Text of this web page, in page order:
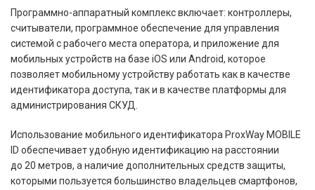
Программно-аппаратный комплекс включает: контроллеры,
считыватели, программное обеспечение для управления
системой с рабочего места оператора, и приложение для
мобильных устройств на базе iOS или Android, которое
позволяет мобильному устройству работать как в качестве
идентификатора доступа, так и в качестве платформы для
администрирования СКУД.
Использование мобильного идентификатора ProxWay MOBILE
ID обеспечивает удобную идентификацию на расстоянии
до 20 метров, а наличие дополнительных средств защиты,
которыми пользуется большинство владельцев смартфонов,